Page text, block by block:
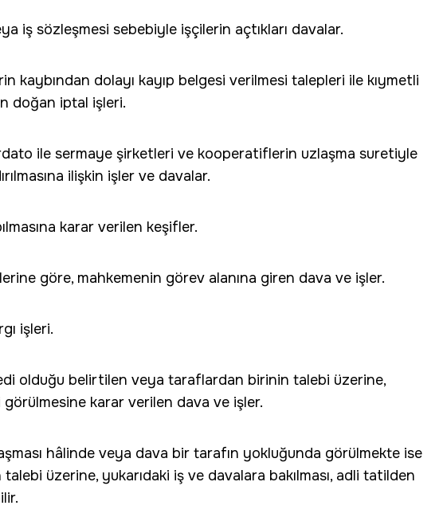
iş sözleşmesi sebebiyle işçilerin açtıkları davalar.
kaybından dolayı kayıp belgesi verilmesi talepleri ile kıymetli
doğan iptal işleri.
ile sermaye şirketleri ve kooperatiflerin uzlaşma suretiyle
ilişkin işler ve davalar.
karar verilen keşifler.
göre, mahkemenin görev alanına giren dava ve işler.
işleri.
olduğu belirtilen veya taraflardan birinin talebi üzerine,
karar verilen dava ve işler.
hâlinde veya dava bir tarafın yokluğunda görülmekte ise
talebi üzerine, yukarıdaki iş ve davalara bakılması, adli tatilden